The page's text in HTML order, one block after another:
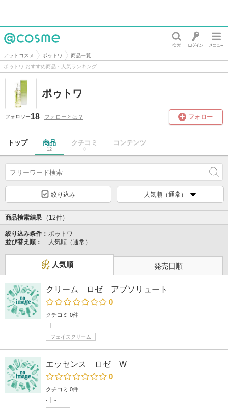
@cosme
アットコスメ ポゥトワ
商品一覧
ポゥトワ おすすめ商品・人気ランキング
ポゥトワ
フォロワー18 フォローとは？ フォロー
トップ 商品
12
クチコミ
0
コンテンツ
絞り込み 人気順（通常）
商品検索結果 （12件）
絞り込み条件： ポゥトワ
並び替え順：
人気順（通常）
人気順 発売日順
クリーム ロゼ アブソリュート
0
クチコミ 0件
-
-
フェイスクリーム
エッセンス ロゼ W
0
クチコミ 0件
-
-